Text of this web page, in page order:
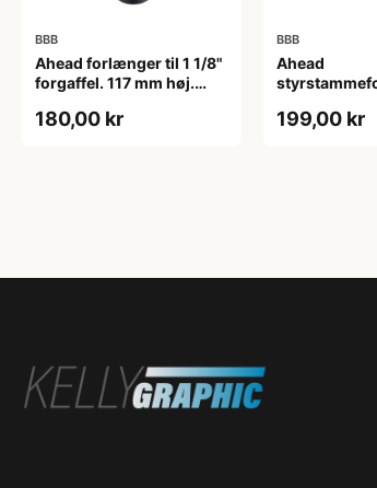
BBB
Ahead forlænger til 1 1/8"
forgaffel. 117 mm høj.
180,00 kr
BBB
Ahead
199,00 kr